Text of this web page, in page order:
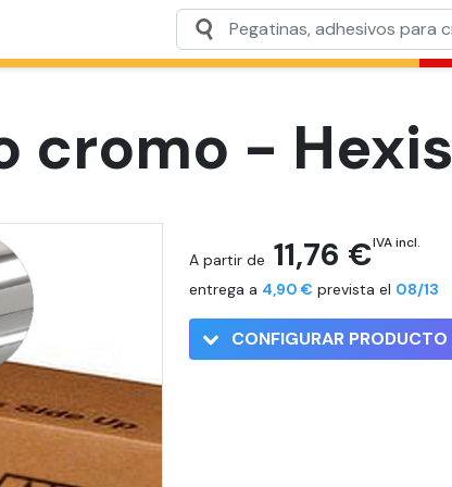
cromo - Hexis
A partir de 11,76 €IVA incl.
entrega a 4,90 € prevista el 08/13
CONFIGURAR PRODUCTO